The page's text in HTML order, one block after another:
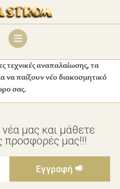
τεχνικές αναπαλαίωσης, τα
να παίξουν νέο διακοσμητικό
σας.
μας και μάθετε
προσφορές μας!!!
Εγγραφή